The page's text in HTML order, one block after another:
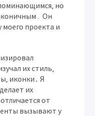
но
Он
проекта и
их стиль‚
иконки․ Я
их
от
вызывают у